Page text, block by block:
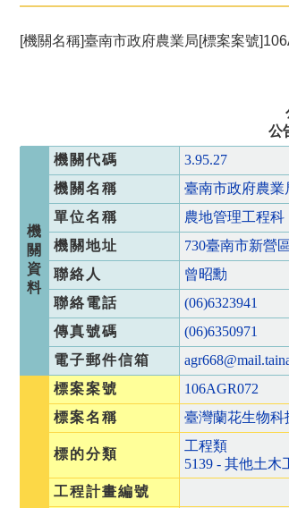
[機關名稱]臺南市政府農業局[標案案號
公
機
關
資
料
機關代碼
3.95.27
機關名稱
臺南市政府農業
單位名稱
農地管理工程科
機關地址
730臺南市新營
聯絡人
曾昭勳
聯絡電話
(06)6323941
傳真號碼
(06)6350971
電子郵件信箱
標案案號
106AGR072
標案名稱
臺灣蘭花生物科
標的分類
工程類
5139 - 其他土木
工程計畫編號